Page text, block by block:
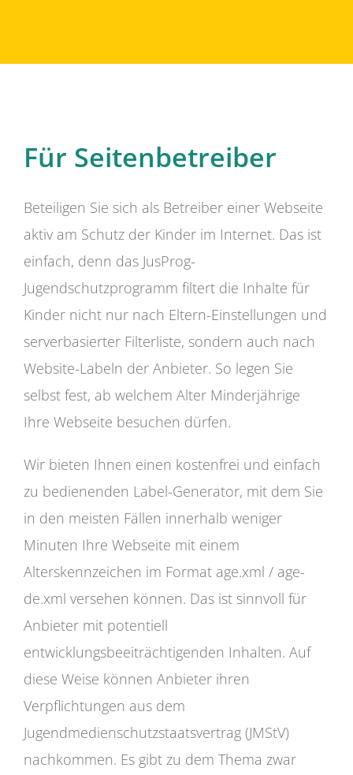
Für Seitenbetreiber
Beteiligen Sie sich als Betreiber einer Webseite
aktiv am Schutz der Kinder im Internet. Das ist
einfach, denn das JusProg-
Jugendschutzprogramm filtert die Inhalte für
Kinder nicht nur nach Eltern-Einstellungen und
serverbasierter Filterliste, sondern auch nach
Website-Labeln der Anbieter. So legen Sie
selbst fest, ab welchem Alter Minderjährige
Ihre Webseite besuchen dürfen.
Wir bieten Ihnen einen kostenfrei und einfach
zu bedienenden Label-Generator, mit dem Sie
in den meisten Fällen innerhalb weniger
Minuten Ihre Webseite mit einem
Alterskennzeichen im Format age.xml / age-
de.xml versehen können. Das ist sinnvoll für
Anbieter mit potentiell
entwicklungsbeeiträchtigenden Inhalten. Auf
diese Weise können Anbieter ihren
Verpflichtungen aus dem
Jugendmedienschutzstaatsvertrag (JMStV)
nachkommen. Es gibt zu dem Thema zwar